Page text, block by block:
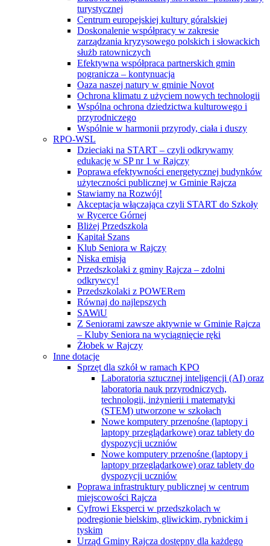
turystycznej
Centrum europejskiej kultury góralskiej
Doskonalenie współpracy w zakresie
zarządzania kryzysowego polskich i słowackich
służb ratowniczych
Efektywna współpraca partnerskich gmin
pogranicza – kontynuacja
Oaza naszej natury w gminie Novot
Ochrona klimatu z użyciem nowych technologii
Wspólna ochrona dziedzictwa kulturowego i
przyrodniczego
Wspólnie w harmonii przyrody, ciała i duszy
RPO-WSL
Dzieciaki na START – czyli odkrywamy
edukację w SP nr 1 w Rajczy
Poprawa efektywności energetycznej budynków
użyteczności publicznej w Gminie Rajcza
Stawiamy na Rozwój!
Akceptacja włączająca czyli START do Szkoły
w Rycerce Górnej
Bliżej Przedszkola
Kapitał Szans
Klub Seniora w Rajczy
Niska emisja
Przedszkolaki z gminy Rajcza – zdolni
odkrywcy!
Przedszkolaki z POWERem
Równaj do najlepszych
SAWiU
Z Seniorami zawsze aktywnie w Gminie Rajcza
– Kluby Seniora na wyciągnięcie ręki
Żłobek w Rajczy
Inne dotacje
Sprzęt dla szkół w ramach KPO
Laboratoria sztucznej inteligencji (AI) oraz
laboratoria nauk przyrodniczych,
technologii, inżynierii i matematyki
(STEM) utworzone w szkołach
Nowe komputery przenośne (laptopy i
laptopy przeglądarkowe) oraz tablety do
dyspozycji uczniów
Nowe komputery przenośne (laptopy i
laptopy przeglądarkowe) oraz tablety do
dyspozycji uczniów
Poprawa infrastruktury publicznej w centrum
miejscowości Rajcza
Cyfrowi Eksperci w przedszkolach w
podregionie bielskim, gliwickim, rybnickim i
tyskim
Urząd Gminy Rajcza dostępny dla każdego